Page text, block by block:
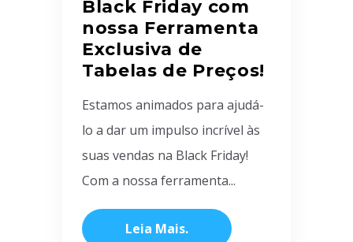
Black Friday com
nossa Ferramenta
Exclusiva de
Tabelas de Preços!
Estamos animados para ajudá-
lo a dar um impulso incrível às
suas vendas na Black Friday!
Com a nossa ferramenta...
Leia Mais